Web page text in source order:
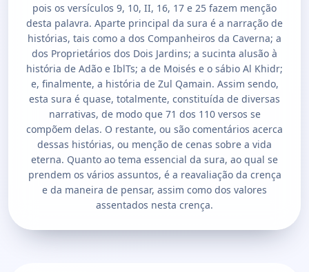
pois os versículos 9, 10, II, 16, 17 e 25 fazem menção
desta palavra. Aparte principal da sura é a narração de
histórias, tais como a dos Companheiros da Caverna; a
dos Proprietários dos Dois Jardins; a sucinta alusão à
história de Adão e IblTs; a de Moisés e o sábio Al Khidr;
e, finalmente, a história de Zul Qamain. Assim sendo,
esta sura é quase, totalmente, constituída de diversas
narrativas, de modo que 71 dos 110 versos se
compõem delas. O restante, ou são comentários acerca
dessas histórias, ou menção de cenas sobre a vida
eterna. Quanto ao tema essencial da sura, ao qual se
prendem os vários assuntos, é a reavaliação da crença
e da maneira de pensar, assim como dos valores
assentados nesta crença.